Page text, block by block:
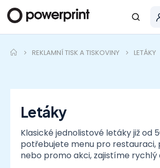
Hledat
REKLAMNÍ TISK A TISKOVINY LETÁKY
Letáky
Klasické jednolistové letáky již od
potřebujete menu pro restauraci,
nebo promo akci, zajistíme rychlý